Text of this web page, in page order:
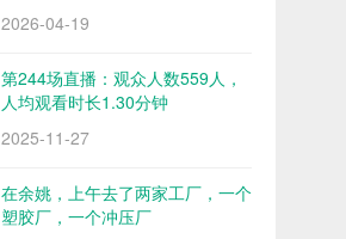
2026-04-19
第244场直播：观众人数559人，
人均观看时长1.30分钟
2025-11-27
在余姚，上午去了两家工厂，一个
塑胶厂，一个冲压厂